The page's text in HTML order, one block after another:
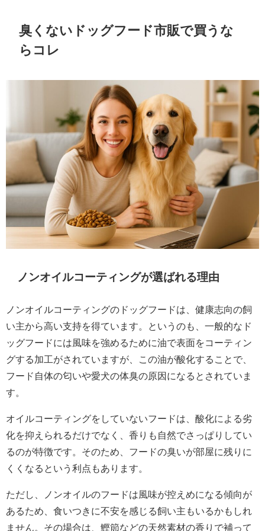
臭くないドッグフード市販で買うな
らコレ
ノンオイルコーティングが選ばれる理由
ノンオイルコーティングのドッグフードは、健康志向の飼
い主から高い支持を得ています。というのも、一般的なド
ッグフードには風味を強めるために油で表面をコーティン
グする加工がされていますが、この油が酸化することで、
フード自体の匂いや愛犬の体臭の原因になるとされていま
す。
オイルコーティングをしていないフードは、酸化による劣
化を抑えられるだけでなく、香りも自然でさっぱりしてい
るのが特徴です。そのため、フードの臭いが部屋に残りに
くくなるという利点もあります。
ただし、ノンオイルのフードは風味が控えめになる傾向が
あるため、食いつきに不安を感じる飼い主もいるかもしれ
ません。その場合は、鰹節などの天然素材の香りで補って